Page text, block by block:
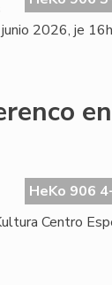
2026, je
en
HeKo 906
Centro